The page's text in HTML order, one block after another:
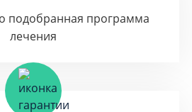
подобранная программа
лечения